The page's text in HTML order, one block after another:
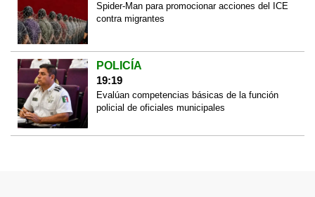
Spider-Man para promocionar acciones del ICE
contra migrantes
POLICÍA
19:19
Evalúan competencias básicas de la función
policial de oficiales municipales